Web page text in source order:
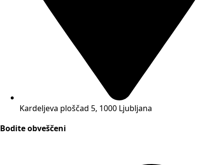
Kardeljeva ploščad 5, 1000 Ljubljana
Bodite obveščeni